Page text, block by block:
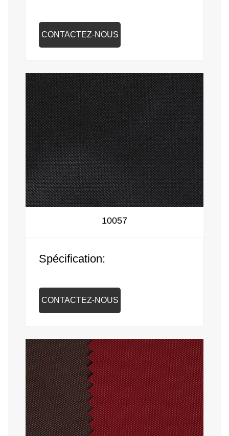
CONTACTEZ-NOUS
10057
Spécification:
CONTACTEZ-NOUS